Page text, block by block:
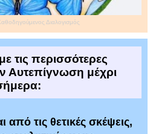
Διαλογισμός
τις περισσότερες
Αυτεπίγνωση μέχρι
από τις θετικές σκέψεις,